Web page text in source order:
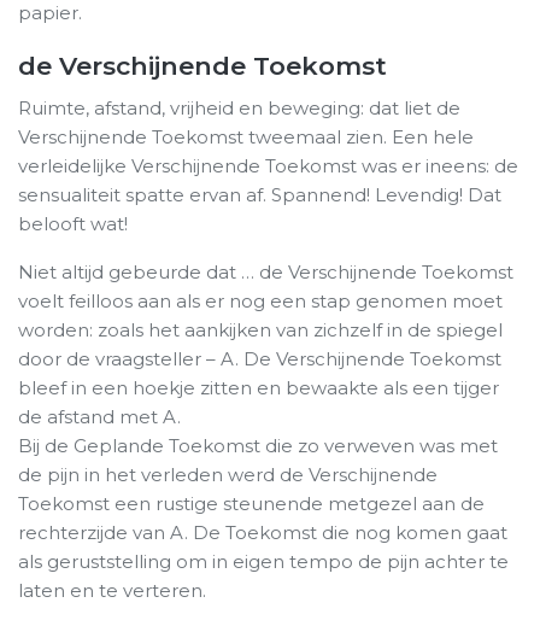
papier.
de Verschijnende Toekomst
Ruimte, afstand, vrijheid en beweging: dat liet de
Verschijnende Toekomst tweemaal zien. Een hele
verleidelijke Verschijnende Toekomst was er ineens: de
sensualiteit spatte ervan af. Spannend! Levendig! Dat
belooft wat!
Niet altijd gebeurde dat … de Verschijnende Toekomst
voelt feilloos aan als er nog een stap genomen moet
worden: zoals het aankijken van zichzelf in de spiegel
door de vraagsteller – A. De Verschijnende Toekomst
bleef in een hoekje zitten en bewaakte als een tijger
de afstand met A.
Bij de Geplande Toekomst die zo verweven was met
de pijn in het verleden werd de Verschijnende
Toekomst een rustige steunende metgezel aan de
rechterzijde van A. De Toekomst die nog komen gaat
als geruststelling om in eigen tempo de pijn achter te
laten en te verteren.